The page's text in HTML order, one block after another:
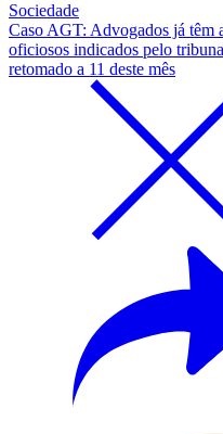
Sociedade
Caso AGT: Advogados já têm
oficiosos indicados pelo
retomado a 11 deste mês